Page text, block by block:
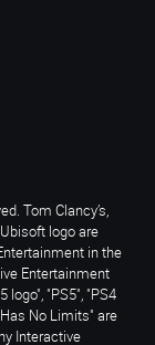
Tom Clancy’s,
logo are
in the
Entertainment
logo", "PS5", "PS4
No Limits" are
Interactive